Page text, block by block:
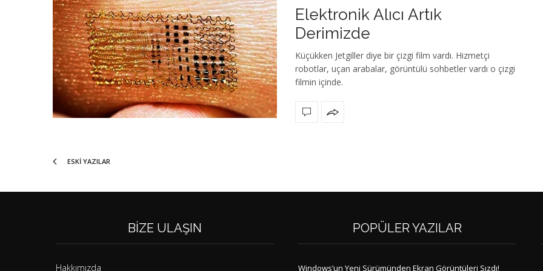
Elektronik Alıcı Artık
Derimizde
Küçükken Jetgiller diye bir çizgi film vardı. Hizmetçi
robotlar, uçan arabalar, görüntülü sohbetler vardı o çizgi
filmin içinde.
ESKI YAZILAR
BIZE ULAŞIN
Hakkımızda
POPÜLER YAZILAR
Windows’un Yeni Sürümünden Ekran Görüntüleri Sızdı!